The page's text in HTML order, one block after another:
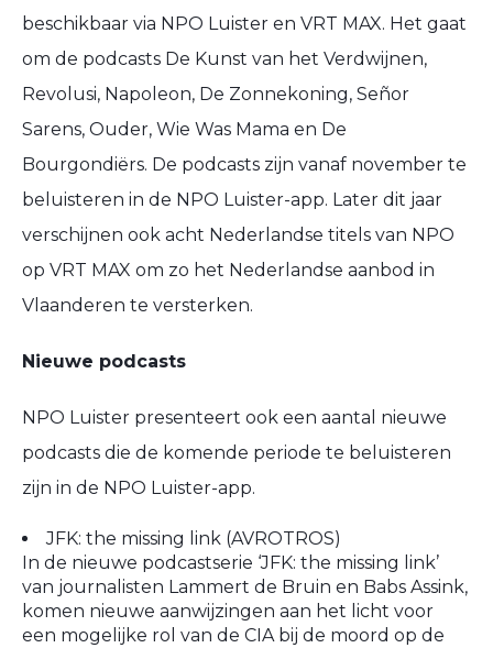
beschikbaar via NPO Luister en VRT MAX. Het gaat
om de podcasts De Kunst van het Verdwijnen,
Revolusi, Napoleon, De Zonnekoning, Señor
Sarens, Ouder, Wie Was Mama en De
Bourgondiërs. De podcasts zijn vanaf november te
beluisteren in de NPO Luister-app. Later dit jaar
verschijnen ook acht Nederlandse titels van NPO
op VRT MAX om zo het Nederlandse aanbod in
Vlaanderen te versterken.
Nieuwe podcasts
NPO Luister presenteert ook een aantal nieuwe
podcasts die de komende periode te beluisteren
zijn in de NPO Luister-app.
JFK: the missing link (AVROTROS)
In de nieuwe podcastserie ‘JFK: the missing link’
van journalisten Lammert de Bruin en Babs Assink,
komen nieuwe aanwijzingen aan het licht voor
een mogelijke rol van de CIA bij de moord op de